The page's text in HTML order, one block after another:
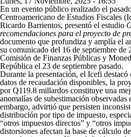
Share on Facebook
Tweet Widget
Linkedin Share Button
En un evento público realizado el
Centroamericano de Estudios Fiscales
Ricardo Barrientos, presentó el estudio
recomendaciones para el proyecto de
documento que profundiza y amplía el
su comunicado del 16 de septiembre de
Comisión de Finanzas Públicas y
República el 23 de septiembre pasado.
Durante la presentación, el Icefi
datos de recaudación disponibles, la
por Q119.8 millardos constituye una
anomalías de subestimación
embargo, advirtió que persisten
distribución por tipo de impuesto,
“otros impuestos directos” y “otros
distorsiones afectan la base de cálculo